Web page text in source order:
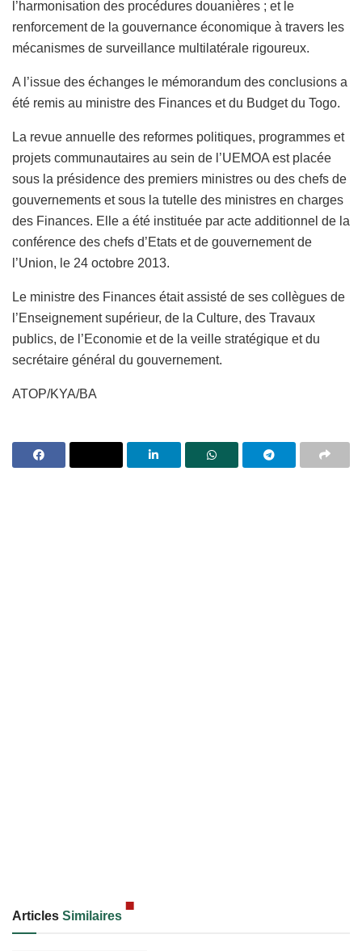
l’harmonisation des procédures douanières ; et le
renforcement de la gouvernance économique à travers les
mécanismes de surveillance multilatérale rigoureux.
A l’issue des échanges le mémorandum des conclusions a
été remis au ministre des Finances et du Budget du Togo.
La revue annuelle des reformes politiques, programmes et
projets communautaires au sein de l’UEMOA est placée
sous la présidence des premiers ministres ou des chefs de
gouvernements et sous la tutelle des ministres en charges
des Finances. Elle a été instituée par acte additionnel de la
conférence des chefs d’Etats et de gouvernement de
l’Union, le 24 octobre 2013.
Le ministre des Finances était assisté de ses collègues de
l’Enseignement supérieur, de la Culture, des Travaux
publics, de l’Economie et de la veille stratégique et du
secrétaire général du gouvernement.
ATOP/KYA/BA
Articles Similaires